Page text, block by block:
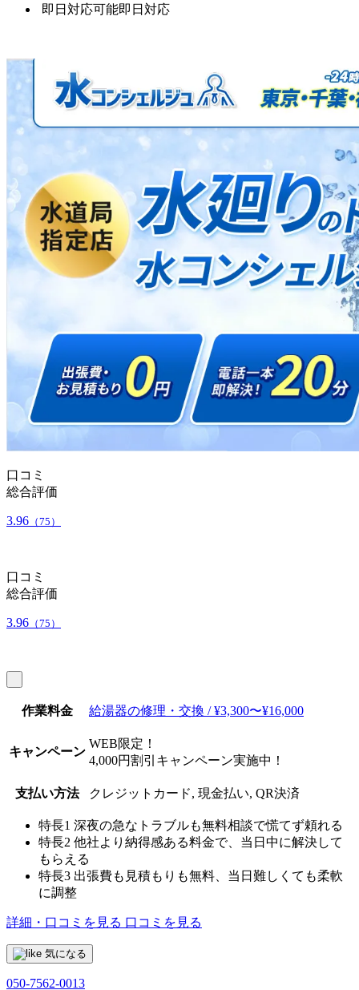
即日対応可能即日対応
口コミ
総合評価
3.96 （75）
口コミ
総合評価
3.96 （75）
作業料金 給湯器の修理・交換 / ¥3,300〜¥16,000
キャンペーン
WEB限定！
4,000円割引キャンペーン実施中！
支払い方法 クレジットカード, 現金払い, QR決済
特長1 深夜の急なトラブルも無料相談で慌てず頼れる
特長2 他社より納得感ある料金で、当日中に解決して
もらえる
特長3 出張費も見積もりも無料、当日難しくても柔軟
に調整
詳細・口コミを見る 口コミを見る
気になる
050-7562-0013